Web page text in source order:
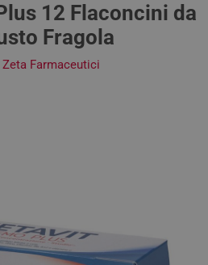
12 Flaconcini da
Fragola
Zeta Farmaceutici